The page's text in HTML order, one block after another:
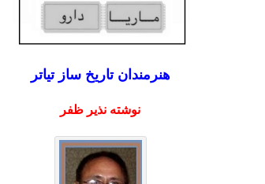
هنرمندان تاریخ ساز تیاتر
نوشته نذیر ظفر